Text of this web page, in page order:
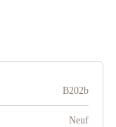
B202b
Neuf